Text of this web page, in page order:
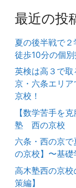
最近の投
夏の後半戦で
徒歩10分の個
英検は高３で
京・六条エリ
京校！
【数学苦手を
塾 西の京校
六条・西の京
の京校】〜基礎
高木塾西の京
策編】